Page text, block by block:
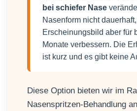
bei schiefer Nase
Nasenform nicht
Erscheinungsbild aber für
Monate verbessern. Die
ist kurz und es gibt keine
Diese Option bieten wir im
Nasenspritzen-Behandlung